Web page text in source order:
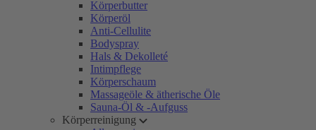
Körperbutter
Körperöl
Anti-Cellulite
Bodyspray
Hals & Dekolleté
Intimpflege
Körperschaum
Massageöle & ätherische Öle
Sauna-Öl & -Aufguss
Körperreinigung